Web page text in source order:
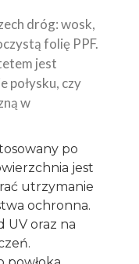
dróg: wosk,
folię PPF.
jest
połysku, czy
w
po
jest
utrzymanie
ochronna.
UV oraz na